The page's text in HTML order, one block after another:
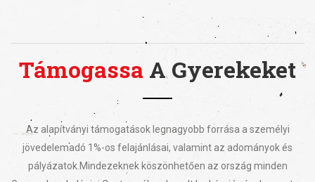
Támogassa A Gyerekeket
Az alapítványi támogatások legnagyobb forrása a személyi
jövedelemadó 1%-os felajánlásai, valamint az adományok és
pályázatok. Mindezeknek köszönhetően az ország minden